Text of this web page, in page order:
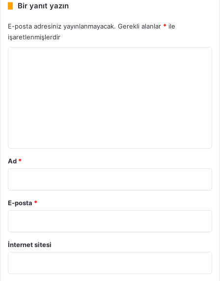
Bir yanıt yazın
E-posta adresiniz yayınlanmayacak. Gerekli alanlar * ile
işaretlenmişlerdir
Ad *
E-posta *
İnternet sitesi